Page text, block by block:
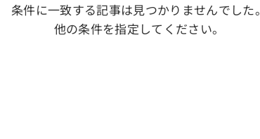
条件に一致する記事は見つかりませんでした。
他の条件を指定してください。